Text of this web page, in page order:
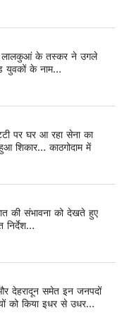
लालकुआं के तस्कर ने उगले
युवकों के नाम…
पर घर आ रहा सेना का
शिकार… काठगोदाम में
की संभावना को देखते हुए
निर्देश…
देहरादून समेत इन जनपदों
को किया इधर से उधर…